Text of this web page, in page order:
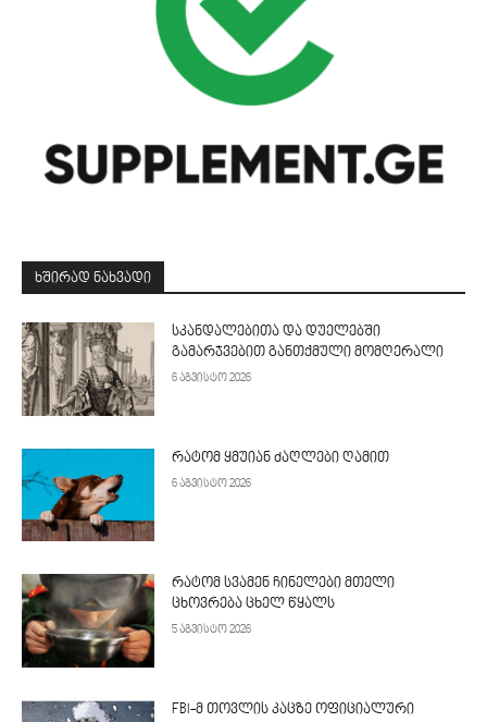
ᲮᲨᲘᲠᲐᲓ ᲜᲐᲮᲕᲐᲓᲘ
სკანდალებითა და დუელებში
გამარჯვებით განთქმული მომღერალი
6 აგვისტო 2026
რატომ ყმუიან ძაღლები ღამით
6 აგვისტო 2026
რატომ სვამენ ჩინელები მთელი
ცხოვრება ცხელ წყალს
5 აგვისტო 2026
FBI-მ თოვლის კაცზე ოფიციალური